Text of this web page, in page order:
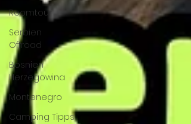
Roomtour
Serbien
Offroad
Bosnien
Herzegowina
Montenegro
Camping Tipps